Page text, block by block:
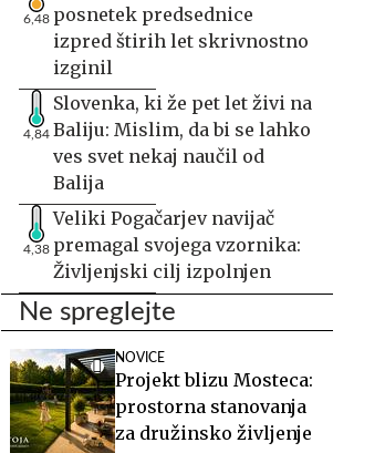
6,48 posnetek predsednice
izpred štirih let skrivnostno
izginil
4,84
Slovenka, ki že pet let živi na
Baliju: Mislim, da bi se lahko
ves svet nekaj naučil od
Balija
4,38
Veliki Pogačarjev navijač
premagal svojega vzornika:
Življenjski cilj izpolnjen
Ne spreglejte
NOVICE
Projekt blizu Mosteca:
prostorna stanovanja
za družinsko življenje